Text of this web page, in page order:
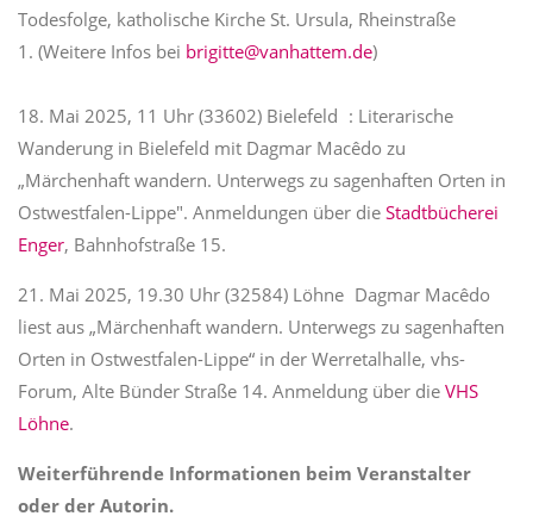
Todesfolge, katholische Kirche St. Ursula, Rheinstraße
1. (Weitere Infos bei brigitte@vanhattem.de)
18. Mai 2025, 11 Uhr (33602) Bielefeld : Literarische
Wanderung in Bielefeld mit Dagmar Macêdo zu
„Märchenhaft wandern. Unterwegs zu sagenhaften Orten in
Ostwestfalen-Lippe". Anmeldungen über die Stadtbücherei
Enger, Bahnhofstraße 15.
21. Mai 2025, 19.30 Uhr (32584) Löhne Dagmar Macêdo
liest aus „Märchenhaft wandern. Unterwegs zu sagenhaften
Orten in Ostwestfalen-Lippe“ in der Werretalhalle, vhs-
Forum, Alte Bünder Straße 14. Anmeldung über die VHS
Löhne.
Weiterführende Informationen beim Veranstalter
oder der Autorin.